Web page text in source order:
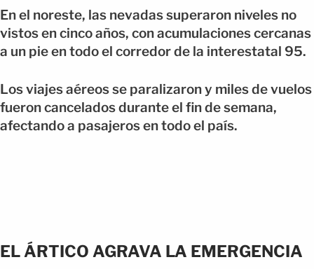
En el noreste, las nevadas superaron niveles no
vistos en cinco años, con acumulaciones cercanas
a un pie en todo el corredor de la interestatal 95.
Los viajes aéreos se paralizaron y miles de vuelos
fueron cancelados durante el fin de semana,
afectando a pasajeros en todo el país.
EL ÁRTICO AGRAVA LA EMERGENCIA